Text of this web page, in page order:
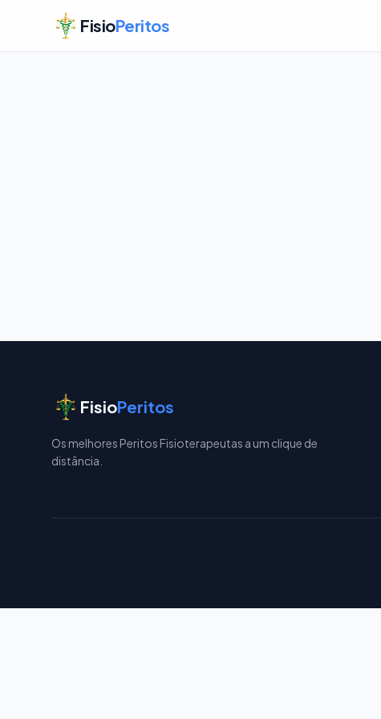
FisioPeritos
FisioPeritos
Os melhores Peritos Fisioterapeutas a um clique de
distância.